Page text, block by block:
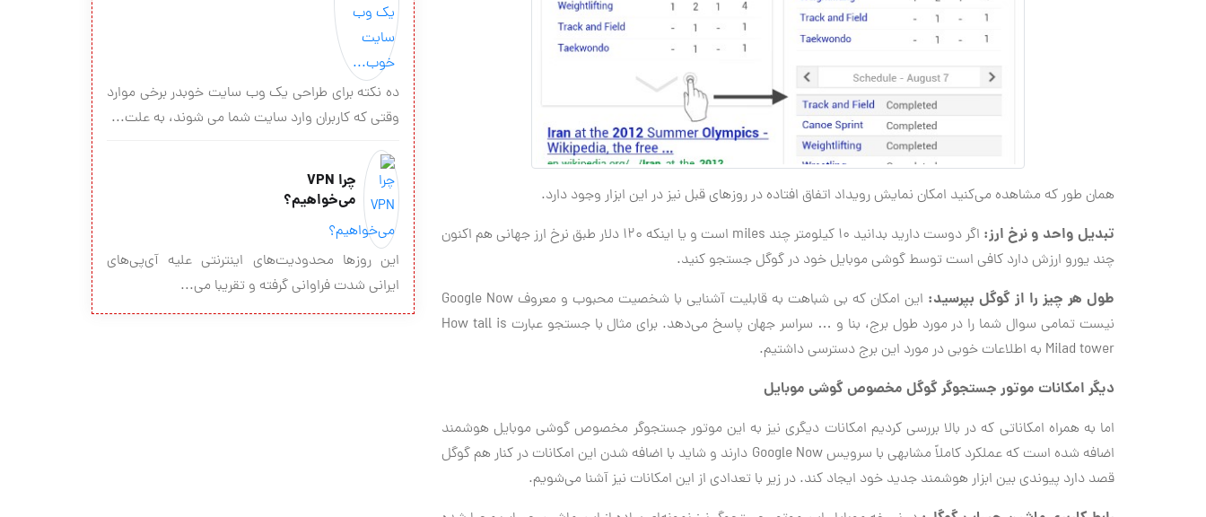
همان طور که مشاهده می‌کنید امکان نمایش رویداد اتفاق افتاده در روزهای قبل نیز در این ابزار وجود دارد.
تبدیل واحد و نرخ ارز:
اگر دوست دارید بدانید ۱۰ کیلومتر چند miles است و یا اینکه ۱۲۰ دلار طبق نرخ ارز جهانی هم اکنون
چند یورو ارزش دارد کافی است توسط گوشی موبایل خود در گوگل جستجو کنید.
طول هر چیز را از گوگل بپرسید:
این امکان که بی شباهت به قابلیت آشنایی با شخصیت محبوب و معروف Google Now
نیست تمامی سوال شما را در مورد طول برج، بنا و … سراسر جهان پاسخ می‌دهد. برای مثال با جستجو عبارت How tall is
Milad tower به اطلاعات خوبی در مورد این برج دسترسی داشتیم.
دیگر امکانات موتور جستجوگر گوگل مخصوص گوشی موبایل
اما به همراه امکاناتی که در بالا بررسی کردیم امکانات دیگری نیز به این موتور جستجوگر مخصوص گوشی موبایل هوشمند
اضافه شده است که عملکرد کاملاً مشابهی با سرویس Google Now دارند و شاید با اضافه شدن این امکانات در کنار هم گوگل
قصد دارد پیوندی بین ابزار هوشمند جدید خود ایجاد کند. در زیر با تعدادی از این امکانات نیز آشنا می‌شویم.
ده نکته براي طراحي يك وب سايت خوبدر برخي موارد
وقتي که کاربران وارد سايت شما مي شوند، به علت...
چرا VPN
می‌خواهیم؟
این روزها محدوديت‌های اینترنتی علیه آی‌پی‌های
ایرانی شدت فراوانی گرفته و تقریبا می...